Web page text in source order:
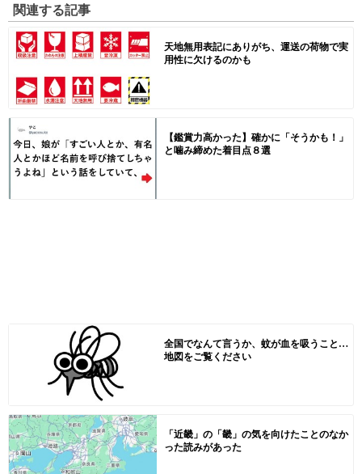
関連する記事
天地無用表記にありがち、運送の荷物で実
用性に欠けるのかも
【鑑賞力高かった】確かに「そうかも！」
と噛み締めた着目点８選
全国でなんて言うか、蚊が血を吸うこと…
地図をご覧ください
「近畿」の「畿」の気を向けたことのなか
った読みがあった